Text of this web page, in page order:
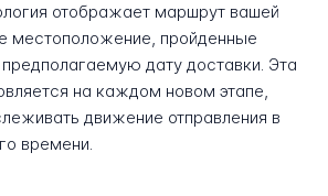
отображает маршрут вашей
местоположение, пройденные
предполагаемую дату доставки. Эта
на каждом новом этапе,
движение отправления в
времени.